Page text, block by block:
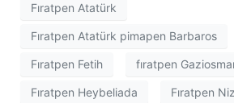
Fıratpen Atatürk
Fıratpen Atatürk pimapen Barbaros
Fıratpen Fetih fıratpen
Fıratpen Heybeliada Fıratpen